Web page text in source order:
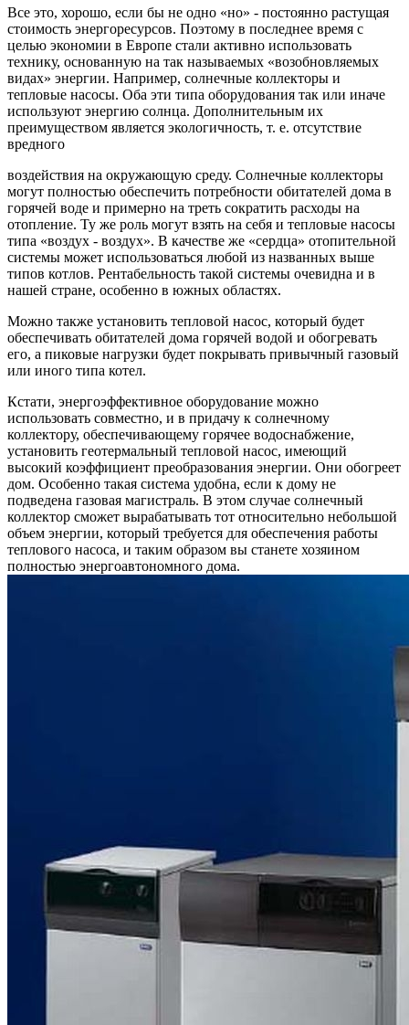
Все это, хорошо, если бы не одно «но» - посто­янно растущая
стоимость энергоресурсов. Поэтому в последнее время с
целью экономии в Европе стали активно использовать
технику, основанную на так называемых «возобновляемых
видах» энер­гии. Например, солнечные коллекторы и
тепловые насосы. Оба эти типа оборудования так или иначе
используют энергию солнца. Дополнительным их
преимуществом является экологичность, т. е. отсут­ствие
вредного
воздействия на окружающую среду. Солнечные коллекторы
могут полностью обеспе­чить потребности обитателей дома в
горячей воде и примерно на треть сократить расходы на
отопле­ние. Ту же роль могут взять на себя и тепловые на­сосы
типа «воздух - воздух». В качестве же «сердца» отопительной
системы может использоваться лю­бой из названных выше
типов котлов. Рентабель­ность такой системы очевидна и в
нашей стране, особенно в южных областях.
Можно также установить тепловой насос, который будет
обеспечивать обитателей дома горячей водой и обогревать
его, а пиковые нагрузки будет покры­вать привычный газовый
или иного типа котел.
Кстати, энергоэффективное оборудование можно
использовать совместно, и в придачу к солнечному
коллектору, обеспечивающему горячее водоснабже­ние,
установить геотермальный тепловой насос, имеющий
высокий коэффициент преобразования энергии. Они обогреет
дом. Особенно такая система удобна, если к дому не
подведена газовая маги­страль. В этом случае солнечный
коллектор сможет вырабатывать тот относительно небольшой
объем энергии, который требуется для обеспечения работы
теплового насоса, и таким образом вы станете хо­зяином
полностью энергоавтономного дома.